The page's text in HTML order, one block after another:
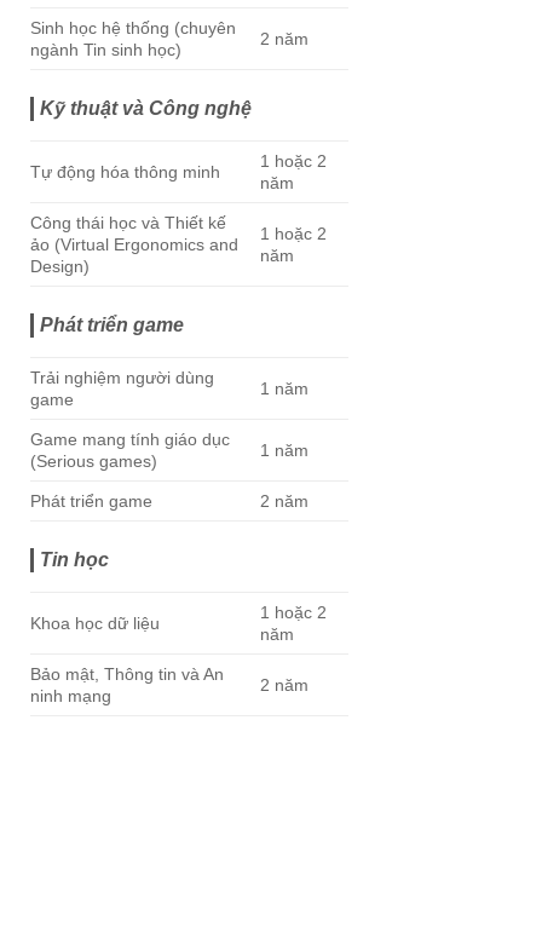
Sinh học hệ thống (chuyên
ngành Tin sinh học)
2 năm
Kỹ thuật và Công nghệ
Tự động hóa thông minh
1 hoặc 2
năm
Công thái học và Thiết kế
ảo (Virtual Ergonomics and
Design)
1 hoặc 2
năm
Phát triển game
Trải nghiệm người dùng
game
1 năm
Game mang tính giáo dục
(Serious games)
1 năm
Phát triển game 2 năm
Tin học
Khoa học dữ liệu
1 hoặc 2
năm
Bảo mật, Thông tin và An
ninh mạng
2 năm